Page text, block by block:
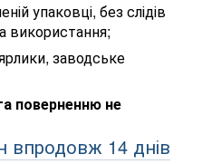
упаковці, без слідів
використання;
заводське
поверненню не
впродовж 14 днів